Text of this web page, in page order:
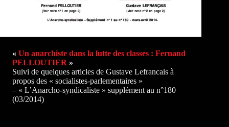
« Un anarchiste dans la lutte des classes : Fernand
PELLOUTIER »
Suivi de quelques articles de Gustave Lefrancais à
propos des « socialistes-parlementaires »
– « L’Anarcho-syndicaliste » supplément au n°180
(03/2014)